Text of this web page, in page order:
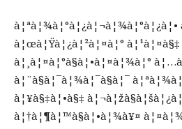
à¦ªà¦¾à¦°à¦¿à¦¬à¦¾à¦°à¦¿à¦•
à¦œà¦Ÿà¦¿à¦²à¦¤à¦°
à¦¸à¦¤à¦°à§à¦•à¦¤à¦¾à¦°
à¦¨à§à¦¯à¦¾à¦¯à§à¦¯
à¦¥à§‡à¦•à§‡
à¦†à¦¶à¦™à§à¦•à¦¾à¥¤